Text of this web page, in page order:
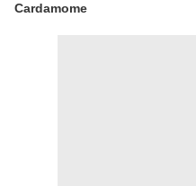
Cardamome